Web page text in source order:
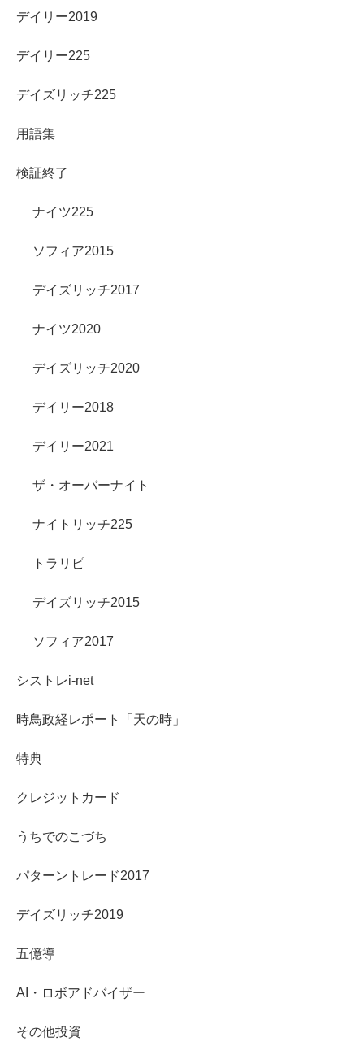
デイリー2019
デイリー225
デイズリッチ225
用語集
検証終了
ナイツ225
ソフィア2015
デイズリッチ2017
ナイツ2020
デイズリッチ2020
デイリー2018
デイリー2021
ザ・オーバーナイト
ナイトリッチ225
トラリピ
デイズリッチ2015
ソフィア2017
シストレi-net
時鳥政経レポート「天の時」
特典
クレジットカード
うちでのこづち
パターントレード2017
デイズリッチ2019
五億導
AI・ロボアドバイザー
その他投資